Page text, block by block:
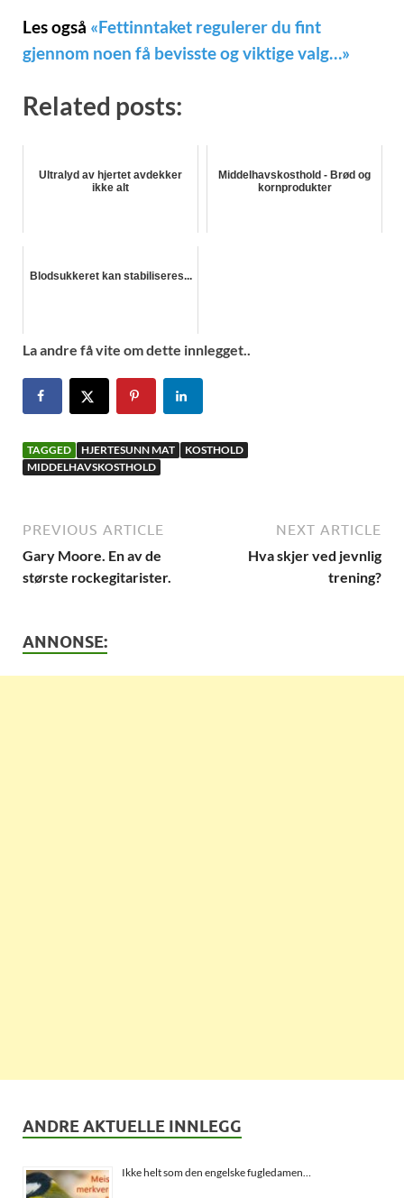
Les også «Fettinntaket regulerer du fint
gjennom noen få bevisste og viktige valg…»
Related posts:
Ultralyd av hjertet avdekker
ikke alt
Middelhavskosthold - Brød og
kornprodukter
Blodsukkeret kan stabiliseres...
La andre få vite om dette innlegget..
TAGGED HJERTESUNN MAT
KOSTHOLD
MIDDELHAVSKOSTHOLD
PREVIOUS ARTICLE
Gary Moore. En av de
største rockegitarister.
NEXT ARTICLE
Hva skjer ved jevnlig
trening?
ANNONSE:
ANDRE AKTUELLE INNLEGG
Ikke helt som den engelske fugledamen…